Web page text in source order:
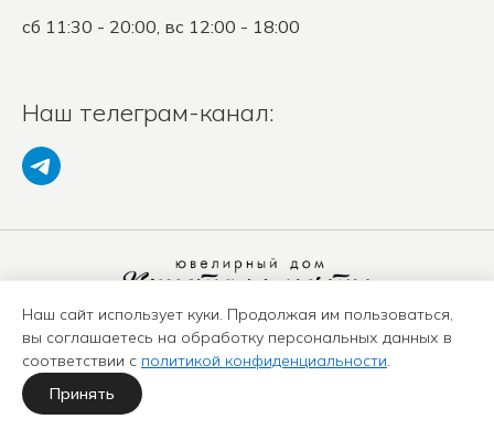
сб 11:30 - 20:00, вс 12:00 - 18:00
Наш телеграм-канал:
Политика конфиденциальности
Положение о защите ПД
Оферта
Политика использования куки-файлов
Наш сайт использует куки. Продолжая им пользоваться,
вы соглашаетесь на обработку персональных данных в
соответствии с политикой конфиденциальности.
Принять